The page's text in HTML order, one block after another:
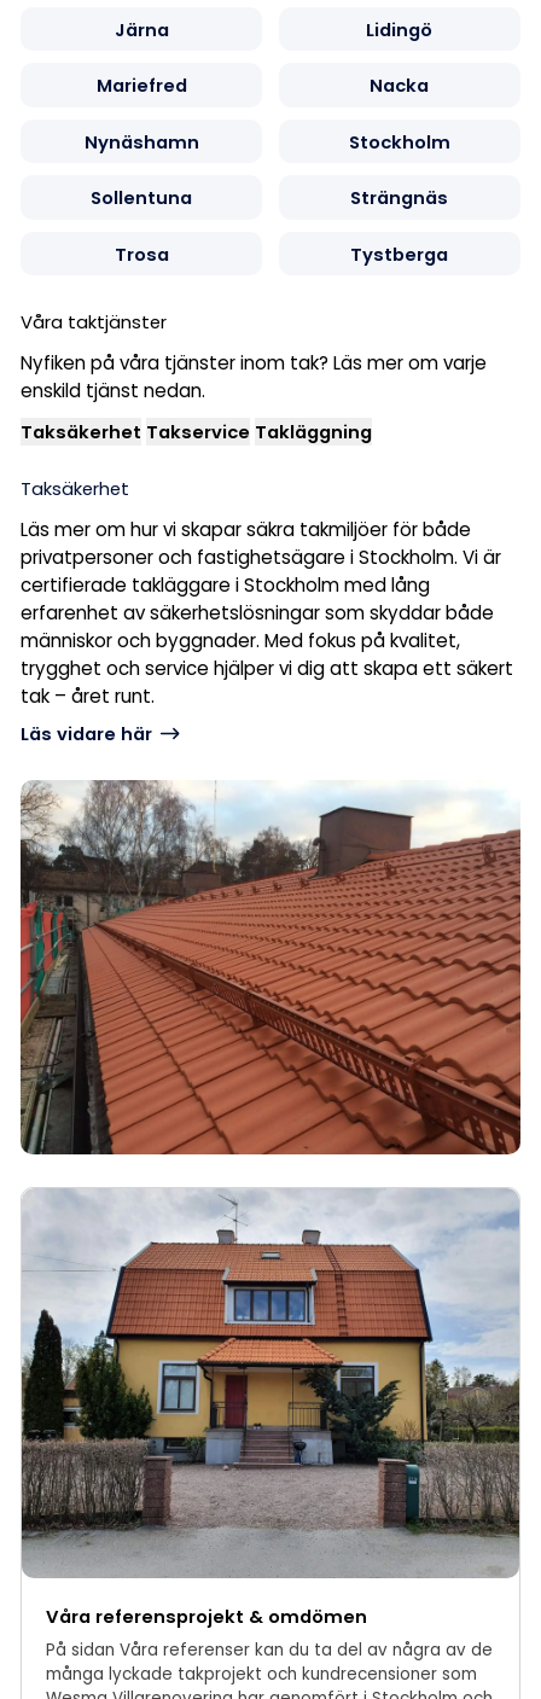
Järna Lidingö
Mariefred Nacka
Nynäshamn Stockholm
Sollentuna Strängnäs
Trosa Tystberga
Våra taktjänster
Nyfiken på våra tjänster inom tak? Läs mer om varje
enskild tjänst nedan.
Taksäkerhet Takservice Takläggning
Taksäkerhet
Läs mer om hur vi skapar säkra takmiljöer för både
privatpersoner och fastighetsägare i Stockholm. Vi är
certifierade takläggare i Stockholm med lång
erfarenhet av säkerhetslösningar som skyddar både
människor och byggnader. Med fokus på kvalitet,
trygghet och service hjälper vi dig att skapa ett säkert
tak – året runt.
Läs vidare här
Våra referensprojekt & omdömen
På sidan Våra referenser kan du ta del av några av de
många lyckade takprojekt och kundrecensioner som